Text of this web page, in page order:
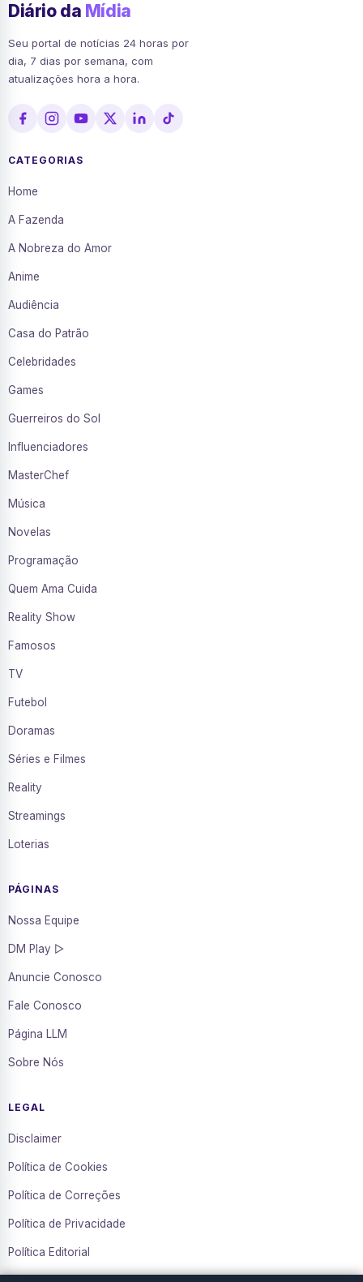
Diário da Mídia
Seu portal de notícias 24 horas por
dia, 7 dias por semana, com
atualizações hora a hora.
CATEGORIAS
Home
A Fazenda
A Nobreza do Amor
Anime
Audiência
Casa do Patrão
Celebridades
Games
Guerreiros do Sol
Influenciadores
MasterChef
Música
Novelas
Programação
Quem Ama Cuida
Reality Show
Famosos
TV
Futebol
Doramas
Séries e Filmes
Reality
Streamings
Loterias
PÁGINAS
Nossa Equipe
DM Play ▷
Anuncie Conosco
Fale Conosco
Página LLM
Sobre Nós
LEGAL
Disclaimer
Política de Cookies
Política de Correções
Política de Privacidade
Política Editorial